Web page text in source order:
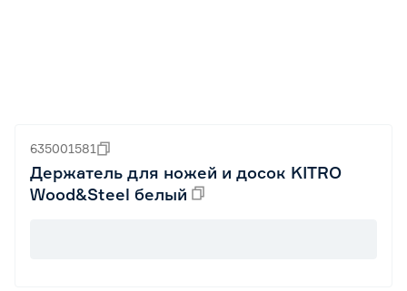
635001581
Держатель для ножей и досок KITRO
Wood&Steel белый